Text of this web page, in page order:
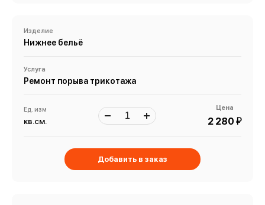
Изделие
Нижнее бельё
Услуга
Ремонт порыва трикотажа
Ед. изм
кв.см.
Цена
2 280 й
Добавить в заказ